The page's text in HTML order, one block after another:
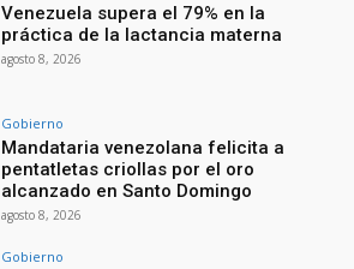
Venezuela supera el 79% en la
práctica de la lactancia materna
agosto 8, 2026
Gobierno
Mandataria venezolana felicita a
pentatletas criollas por el oro
alcanzado en Santo Domingo
agosto 8, 2026
Gobierno